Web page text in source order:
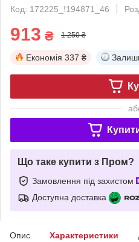
Код: 172225_!194871_46
913 ₴ 1 250 ₴
Економія 337 ₴
Що таке купити з Пром?
Замовлення під захистом
Доступна доставка
Опис Характеристики